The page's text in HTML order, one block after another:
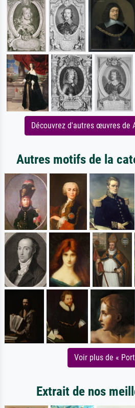
Découvrez d'autres œuvres de
Autres motifs de la
Voir plus de «
Extrait de nos